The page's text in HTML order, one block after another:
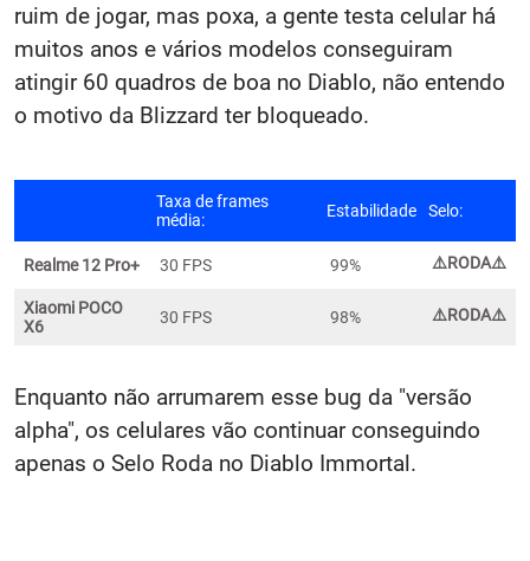
ruim de jogar, mas poxa, a gente testa celular há
muitos anos e vários modelos conseguiram
atingir 60 quadros de boa no Diablo, não entendo
o motivo da Blizzard ter bloqueado.
Taxa de frames
média:
Estabilidade Selo:
Realme 12 Pro+ 30 FPS 99% ⚠️RODA⚠️
Xiaomi POCO
X6
30 FPS 98% ⚠️RODA⚠️
Enquanto não arrumarem esse bug da "versão
alpha", os celulares vão continuar conseguindo
apenas o Selo Roda no Diablo Immortal.